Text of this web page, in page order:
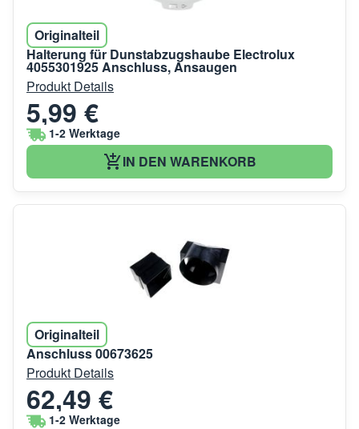
Originalteil
Halterung für Dunstabzugshaube Electrolux
4055301925 Anschluss, Ansaugen
Produkt Details
5,99 €
1-2 Werktage
IN DEN WARENKORB
Originalteil
Anschluss 00673625
Produkt Details
62,49 €
1-2 Werktage